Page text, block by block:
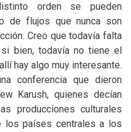
orden se pueden
de flujos que nunca son
Creo que todavía falta
bien, todavía no tiene el
hay algo muy interesante.
conferencia que dieron
Karush, quienes decían
producciones culturales
los países centrales a los